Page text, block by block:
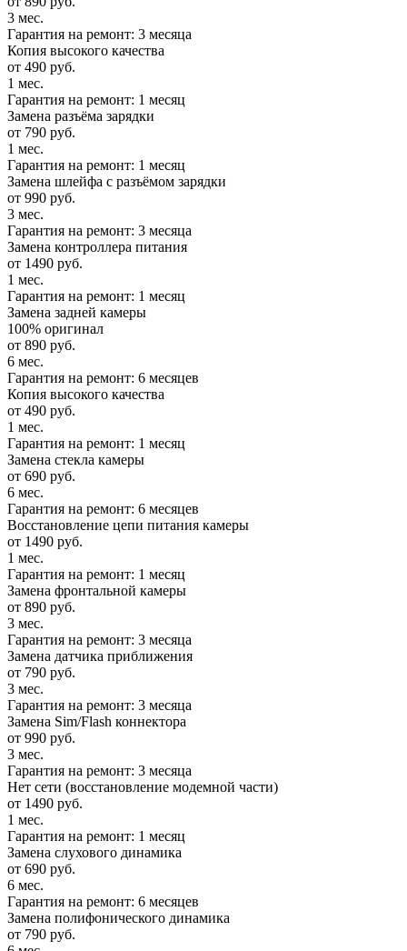
3 мес.
Гарантия на ремонт: 3 месяца
Копия высокого качества
от 490 руб.
1 мес.
Гарантия на ремонт: 1 месяц
Замена разъёма зарядки
от 790 руб.
1 мес.
Гарантия на ремонт: 1 месяц
Замена шлейфа с разъёмом зарядки
от 990 руб.
3 мес.
Гарантия на ремонт: 3 месяца
Замена контроллера питания
от 1490 руб.
1 мес.
Гарантия на ремонт: 1 месяц
Замена задней камеры
100% оригинал
от 890 руб.
6 мес.
Гарантия на ремонт: 6 месяцев
Копия высокого качества
от 490 руб.
1 мес.
Гарантия на ремонт: 1 месяц
Замена стекла камеры
от 690 руб.
6 мес.
Гарантия на ремонт: 6 месяцев
Восстановление цепи питания камеры
от 1490 руб.
1 мес.
Гарантия на ремонт: 1 месяц
Замена фронтальной камеры
от 890 руб.
3 мес.
Гарантия на ремонт: 3 месяца
Замена датчика приближения
от 790 руб.
3 мес.
Гарантия на ремонт: 3 месяца
Замена Sim/Flash коннектора
от 990 руб.
3 мес.
Гарантия на ремонт: 3 месяца
Нет сети (восстановление модемной части)
от 1490 руб.
1 мес.
Гарантия на ремонт: 1 месяц
Замена слухового динамика
от 690 руб.
6 мес.
Гарантия на ремонт: 6 месяцев
Замена полифонического динамика
от 790 руб.